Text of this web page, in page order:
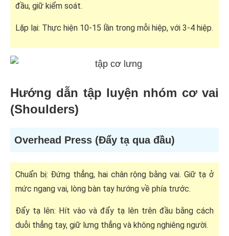
đầu, giữ kiểm soát.
Lặp lại: Thực hiện 10-15 lần trong mỗi hiệp, với 3-4 hiệp.
Hướng dẫn tập luyện nhóm cơ vai
(Shoulders)
Overhead Press (Đẩy tạ qua đầu)
Chuẩn bị: Đứng thẳng, hai chân rộng bằng vai. Giữ tạ ở
mức ngang vai, lòng bàn tay hướng về phía trước.
Đẩy tạ lên: Hít vào và đẩy tạ lên trên đầu bằng cách
duỗi thẳng tay, giữ lưng thẳng và không nghiêng người.